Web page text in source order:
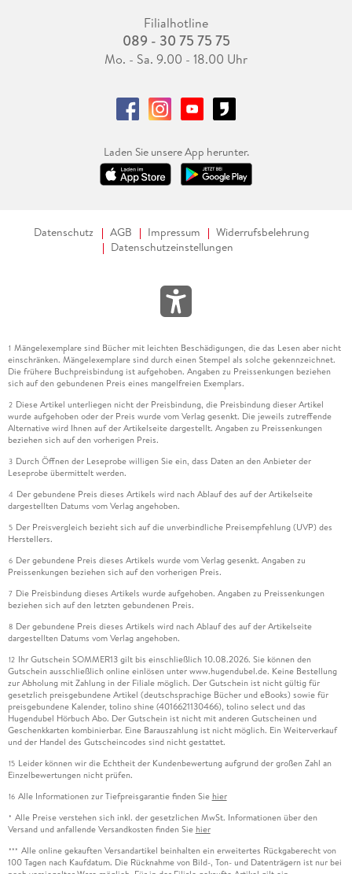
Filialhotline
089 - 30 75 75 75
Mo. - Sa. 9.00 - 18.00 Uhr
Laden Sie unsere App herunter.
Datenschutz AGB Impressum
Widerrufsbelehrung
Datenschutzeinstellungen
1 Mängelexemplare sind Bücher mit leichten Beschädigungen, die das Lesen aber nicht
einschränken. Mängelexemplare sind durch einen Stempel als solche gekennzeichnet.
Die frühere Buchpreisbindung ist aufgehoben. Angaben zu Preissenkungen beziehen
sich auf den gebundenen Preis eines mangelfreien Exemplars.
2 Diese Artikel unterliegen nicht der Preisbindung, die Preisbindung dieser Artikel
wurde aufgehoben oder der Preis wurde vom Verlag gesenkt. Die jeweils zutreffende
Alternative wird Ihnen auf der Artikelseite dargestellt. Angaben zu Preissenkungen
beziehen sich auf den vorherigen Preis.
3 Durch Öffnen der Leseprobe willigen Sie ein, dass Daten an den Anbieter der
Leseprobe übermittelt werden.
4 Der gebundene Preis dieses Artikels wird nach Ablauf des auf der Artikelseite
dargestellten Datums vom Verlag angehoben.
5 Der Preisvergleich bezieht sich auf die unverbindliche Preisempfehlung (UVP) des
Herstellers.
6 Der gebundene Preis dieses Artikels wurde vom Verlag gesenkt. Angaben zu
Preissenkungen beziehen sich auf den vorherigen Preis.
7 Die Preisbindung dieses Artikels wurde aufgehoben. Angaben zu Preissenkungen
beziehen sich auf den letzten gebundenen Preis.
8 Der gebundene Preis dieses Artikels wird nach Ablauf des auf der Artikelseite
dargestellten Datums vom Verlag angehoben.
12 Ihr Gutschein SOMMER13 gilt bis einschließlich 10.08.2026. Sie können den
Gutschein ausschließlich online einlösen unter www.hugendubel.de. Keine Bestellung
zur Abholung mit Zahlung in der Filiale möglich. Der Gutschein ist nicht gültig für
gesetzlich preisgebundene Artikel (deutschsprachige Bücher und eBooks) sowie für
preisgebundene Kalender, tolino shine (4016621130466), tolino select und das
Hugendubel Hörbuch Abo. Der Gutschein ist nicht mit anderen Gutscheinen und
Geschenkkarten kombinierbar. Eine Barauszahlung ist nicht möglich. Ein Weiterverkauf
und der Handel des Gutscheincodes sind nicht gestattet.
15 Leider können wir die Echtheit der Kundenbewertung aufgrund der großen Zahl an
Einzelbewertungen nicht prüfen.
16 Alle Informationen zur Tiefpreisgarantie finden Sie hier
* Alle Preise verstehen sich inkl. der gesetzlichen MwSt. Informationen über den
Versand und anfallende Versandkosten finden Sie hier
*** Alle online gekauften Versandartikel beinhalten ein erweitertes Rückgaberecht von
100 Tagen nach Kaufdatum. Die Rücknahme von Bild-, Ton- und Datenträgern ist nur bei